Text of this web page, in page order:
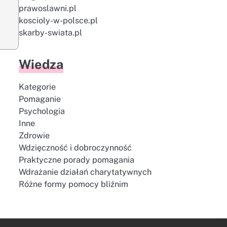
prawoslawni.pl
koscioly-w-polsce.pl
skarby-swiata.pl
Wiedza
Kategorie
Pomaganie
Psychologia
Inne
Zdrowie
Wdzięczność i dobroczynność
Praktyczne porady pomagania
Wdrażanie działań charytatywnych
Różne formy pomocy bliźnim